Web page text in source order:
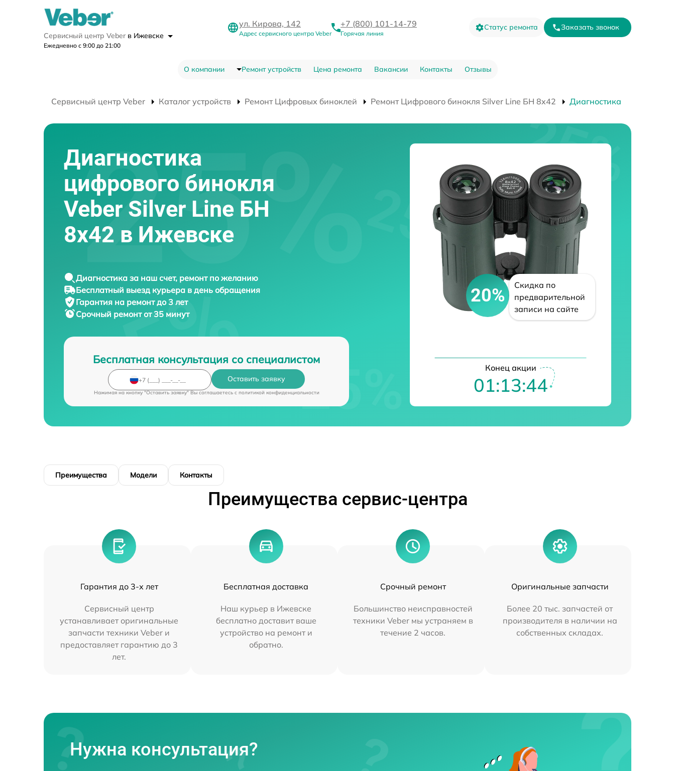
Сервисный центр Veber в Ижевске
Ежедневно с 9:00 до 21:00
ул. Кирова, 142
Адрес сервисного центра Veber
+7 (800) 101-14-79
Горячая линия
Статус ремонта Заказать звонок
О компании Ремонт устройств Цена ремонта Вакансии Контакты Отзывы
Сервисный центр Veber Каталог устройств Ремонт Цифровых биноклей Ремонт Цифрового бинокля Silver Line БН 8x42 Диагностика
Диагностика
цифрового бинокля
Veber Silver Line БН
8x42 в Ижевске
Диагностика за наш счет, ремонт по желанию
Бесплатный выезд курьера в день обращения
Гарантия на ремонт до 3 лет
Срочный ремонт от 35 минут
Бесплатная консультация со специалистом
Оставить заявку
Нажимая на кнопку "Оставить заявку" Вы соглашаетесь c политикой конфиденциальности
20%
Скидка по
предварительной
записи на сайте
Конец акции
01:13:43
Преимущества Модели Контакты
Преимущества сервис-центра
Гарантия до 3-х лет
Сервисный центр
устанавливает оригинальные
запчасти техники Veber и
предоставляет гарантию до 3
лет.
Бесплатная доставка
Наш курьер в Ижевске
бесплатно доставит ваше
устройство на ремонт и
обратно.
Срочный ремонт
Большинство неисправностей
техники Veber мы устраняем в
течение 2 часов.
Оригинальные запчасти
Более 20 тыс. запчастей от
производителя в наличии на
собственных складах.
Нужна консультация?